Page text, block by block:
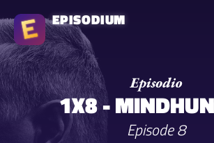
EPISODIUM
1X8 -
Episode 8